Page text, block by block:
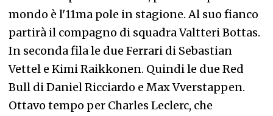
mondo è l'11ma pole in stagione. Al suo fianco
partirà il compagno di squadra Valtteri Bottas.
In seconda fila le due Ferrari di Sebastian
Vettel e Kimi Raikkonen. Quindi le due Red
Bull di Daniel Ricciardo e Max Vverstappen.
Ottavo tempo per Charles Leclerc, che